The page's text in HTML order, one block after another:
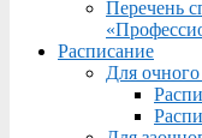
Перечень
Расписание
Для